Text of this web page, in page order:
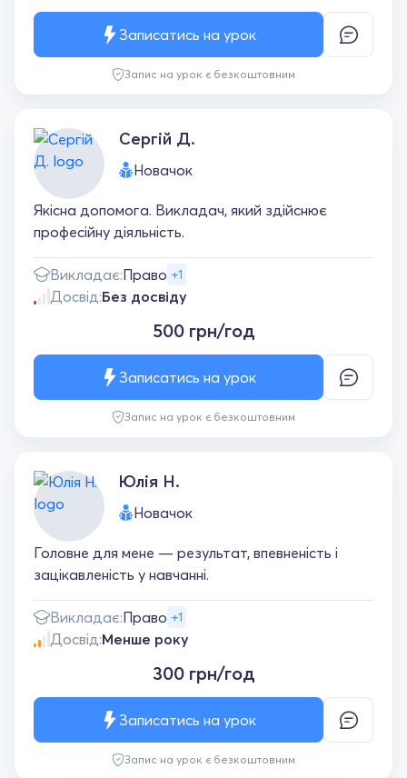
Запис на урок є безкоштовним
Записатись на урок
Сергій Д.
Новачок
Якісна допомога. Викладач, який здійснює
професійну діяльність.
Викладає:Право +1
Досвід:Без досвіду
500 грн/год
Запис на урок є безкоштовним
Записатись на урок
Юлія Н.
Новачок
Головне для мене — результат, впевненість і
зацікавленість у навчанні.
Викладає:Право +1
Досвід:Менше року
300 грн/год
Запис на урок є безкоштовним
Записатись на урок